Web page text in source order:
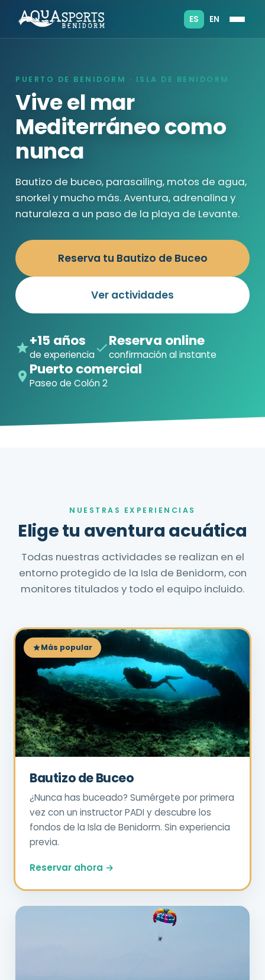
ES EN
PUERTO DE BENIDORM · ISLA DE BENIDORM
Vive el mar
Mediterráneo como
nunca
Bautizo de buceo, parasailing, motos de agua,
snorkel y mucho más. Aventura, adrenalina y
naturaleza a un paso de la playa de Levante.
Reserva tu Bautizo de Buceo
Ver actividades
+15 años
de experiencia
Reserva online
confirmación al instante
Puerto comercial
Paseo de Colón 2
NUESTRAS EXPERIENCIAS
Elige tu aventura acuática
Todas nuestras actividades se realizan en el
entorno protegido de la Isla de Benidorm, con
monitores titulados y todo el equipo incluido.
Más popular
Bautizo de Buceo
¿Nunca has buceado? Sumérgete por primera
vez con un instructor PADI y descubre los
fondos de la Isla de Benidorm. Sin experiencia
previa.
Reservar ahora →